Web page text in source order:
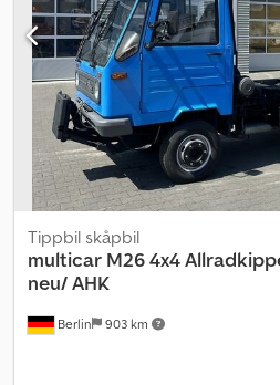
Berlin 903 km
Tippbil skåpbil
multicar M26 4x4
neu/ AHK